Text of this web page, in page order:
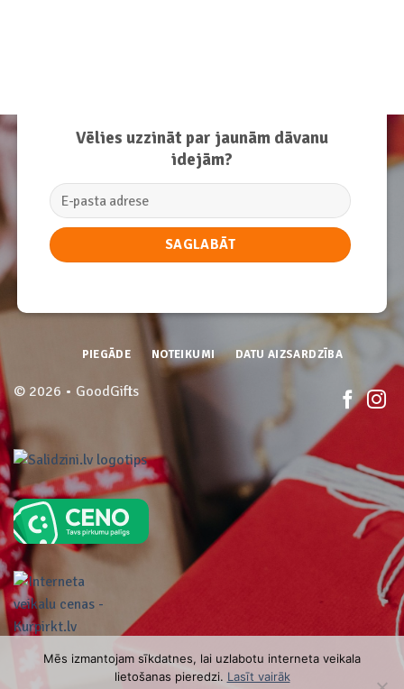
Vēlies uzzināt par jaunām dāvanu
idejām?
© 2026 • GoodGifts
PIEGĀDE NOTEIKUMI DATU AIZSARDZĪBA
Mēs izmantojam sīkdatnes, lai uzlabotu interneta veikala
lietošanas pieredzi. Lasīt vairāk